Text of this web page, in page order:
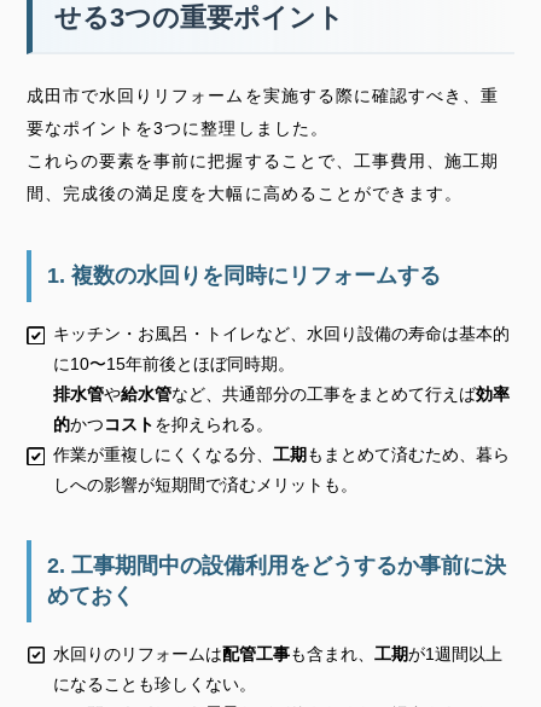
せる3つの重要ポイント
成田市で水回りリフォームを実施する際に確認すべき、重
要なポイントを3つに整理しました。
これらの要素を事前に把握することで、工事費用、施工期
間、完成後の満足度を大幅に高めることができます。
1. 複数の水回りを同時にリフォームする
キッチン・お風呂・トイレなど、水回り設備の寿命は基本的
に10〜15年前後とほぼ同時期。
排水管や給水管など、共通部分の工事をまとめて行えば効率
的かつコストを抑えられる。
作業が重複しにくくなる分、 工期 もまとめて済むため、暮ら
しへの影響が短期間で済むメリットも。
2. 工事期間中の設備利用をどうするか事前に決
めておく
水回りのリフォームは配管工事も含まれ、 工期が1週間以上
になることも珍しくない。